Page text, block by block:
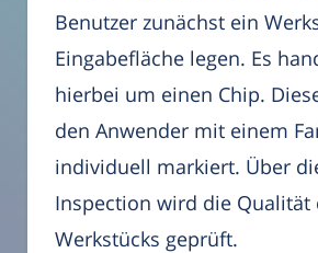
Benutzer zunächst ein
Eingabefläche legen. Es
hierbei um einen Chip.
den Anwender mit einem
individuell markiert. Über
Inspection wird die Qualität
Werkstücks geprüft.